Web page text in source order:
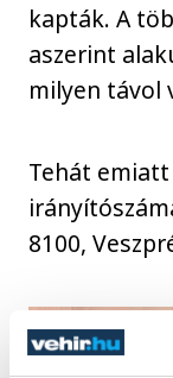
kapták. A
aszerint
milyen távol
Tehát
8100,